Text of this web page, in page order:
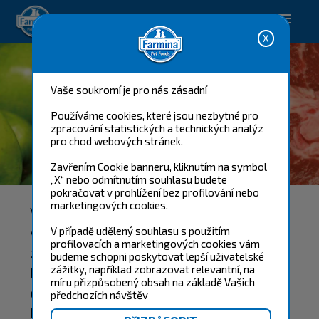
Vaše soukromí je pro nás zásadní
Používáme cookies, které jsou nezbytné pro
zpracování statistických a technických analýz
pro chod webových stránek.
Zavřením Cookie banneru, kliknutím na symbol
„X“ nebo odmítnutím souhlasu budete
pokračovat v prohlížení bez profilování nebo
marketingových cookies.
V případě udělený souhlasu s použitím
profilovacích a marketingových cookies vám
budeme schopni poskytovat lepší uživatelské
zážitky, například zobrazovat relevantní, na
míru přizpůsobený obsah na základě Vašich
předchozích návštěv
Happy pet. Happy you.
SUROVINY
Výběr surovin je klíčový pro
vytvoření výrobku, jehož vlastnosti
zajistí optimální přísun živin a
biologickou hodnotu pro blaho
domácích zvířat. Ve společnosti
Farmina využíváme pouze ty